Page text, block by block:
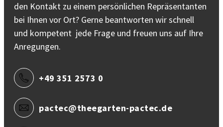
den Kontakt zu einem persönlichen Repräsentanten
bei Ihnen vor Ort? Gerne beantworten wir schnell
und kompetent jede Frage und freuen uns auf Ihre
Anregungen.
+49 351 2573 0
pactec@theegarten-pactec.de